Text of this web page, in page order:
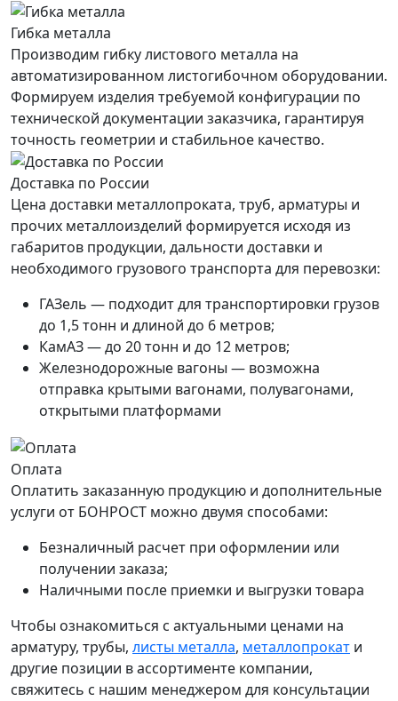
Гибка металла
Производим гибку листового металла на
автоматизированном листогибочном оборудовании.
Формируем изделия требуемой конфигурации по
технической документации заказчика, гарантируя
точность геометрии и стабильное качество.
Доставка по России
Цена доставки металлопроката, труб, арматуры и
прочих металлоизделий формируется исходя из
габаритов продукции, дальности доставки и
необходимого грузового транспорта для перевозки:
ГАЗель — подходит для транспортировки грузов
до 1,5 тонн и длиной до 6 метров;
КамАЗ — до 20 тонн и до 12 метров;
Железнодорожные вагоны — возможна
отправка крытыми вагонами, полувагонами,
открытыми платформами
Оплата
Оплатить заказанную продукцию и дополнительные
услуги от БОНРОСТ можно двумя способами:
Безналичный расчет при оформлении или
получении заказа;
Наличными после приемки и выгрузки товара
Чтобы ознакомиться с актуальными ценами на
арматуру, трубы, листы металла, металлопрокат и
другие позиции в ассортименте компании,
свяжитесь с нашим менеджером для консультации